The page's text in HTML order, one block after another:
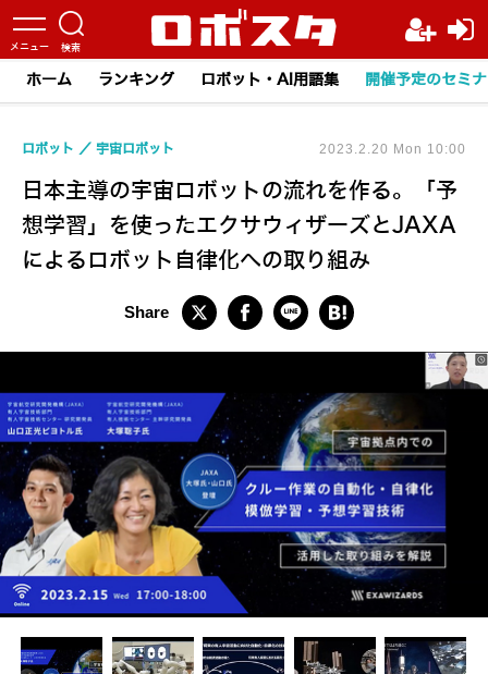
ホーム ランキング ロボット・AI用語集 開催予定のセミ
日本主導の宇宙ロボットの流れを作る。「予
想学習」を使ったエクサウィザーズとJAXA
によるロボット自律化への取り組み
ロボット 宇宙ロボット 2023.2.20 Mon 10:00